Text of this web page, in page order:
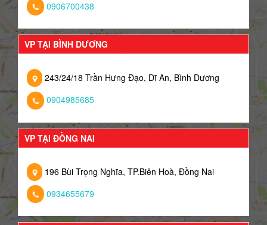
0906700438
VP TẠI BÌNH DƯƠNG
243/24/18 Trần Hưng Đạo, Dĩ An, Bình Dương
0904985685
VP TẠI ĐỒNG NAI
196 Bùi Trọng Nghĩa, TP.Biên Hoà, Đồng Nai
0934655679